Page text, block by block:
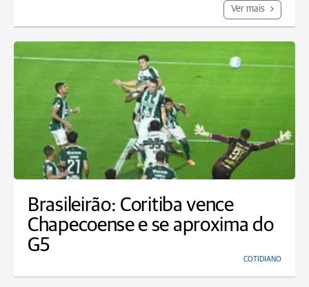
Ver mais
Brasileirão: Coritiba vence
Chapecoense e se aproxima do
G5
COTIDIANO